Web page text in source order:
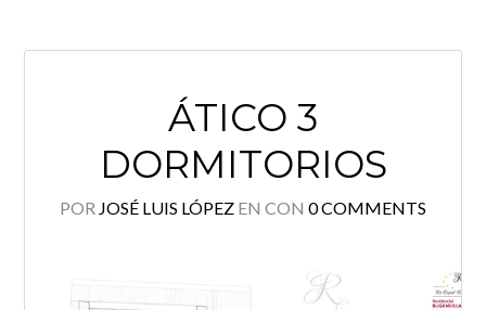
Log in
ÁTICO 3
DORMITORIOS
POR JOSÉ LUIS LÓPEZ EN CON 0 COMMENTS